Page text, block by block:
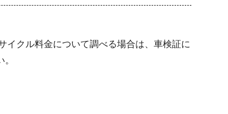
イクル料金について調べる場合は、車検証に